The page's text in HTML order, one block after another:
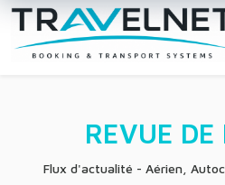
REVUE DE
Flux d'actualité - Aérien,